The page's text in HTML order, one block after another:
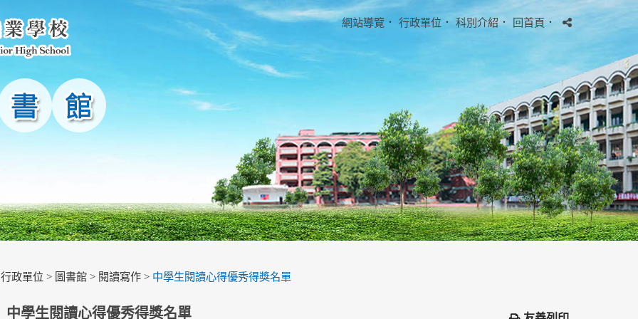
網站導覽 ． 行政單位 ． 科別介紹． 回首頁．
行政單位 > 圖書館 > 閱讀寫作 > 中學生閱讀心得優秀得獎名單
中學生閱讀心得優秀得獎名單